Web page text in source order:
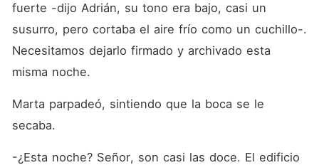
fuerte -dijo Adrián, su tono era bajo, casi un
susurro, pero cortaba el aire frío como un cuchillo-.
Necesitamos dejarlo firmado y archivado esta
misma noche.
Marta parpadeó, sintiendo que la boca se le
secaba.
-¿Esta noche? Señor, son casi las doce. El edificio